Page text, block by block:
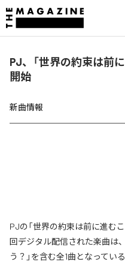
PJ、「世界の約束は前
開始
新曲情報
PJの「世界の約束は前に進む
回デジタル配信された楽曲は
う？」を含む全1曲となっている